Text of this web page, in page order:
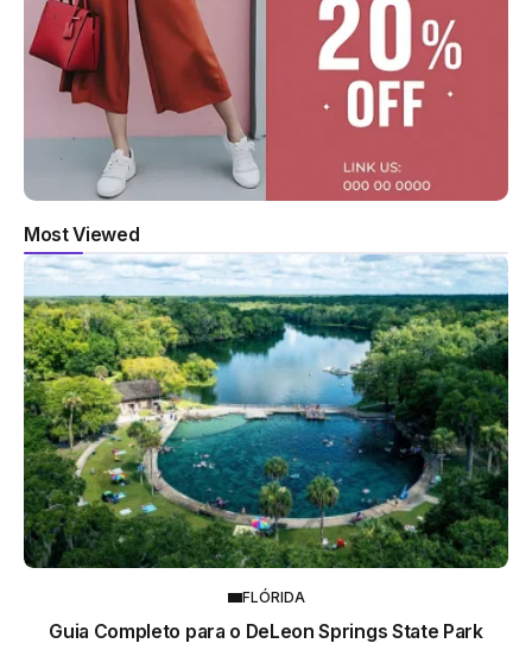
Most Viewed
FLÓRIDA
Guia Completo para o DeLeon Springs State Park